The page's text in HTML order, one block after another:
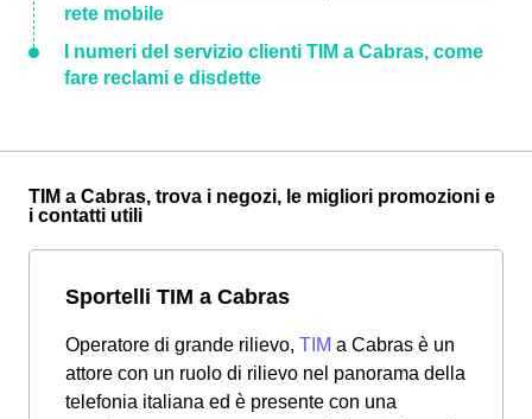
rete mobile
I numeri del servizio clienti TIM a Cabras, come
fare reclami e disdette
TIM a Cabras, trova i negozi, le migliori promozioni e
i contatti utili
Sportelli TIM a Cabras
Operatore di grande rilievo, TIM a Cabras è un
attore con un ruolo di rilievo nel panorama della
telefonia italiana ed è presente con una